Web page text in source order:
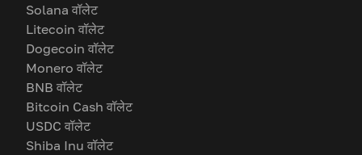
Solana वॉलेट
Litecoin वॉलेट
Dogecoin वॉलेट
Monero वॉलेट
BNB वॉलेट
Bitcoin Cash वॉलेट
USDC वॉलेट
Shiba Inu वॉलेट